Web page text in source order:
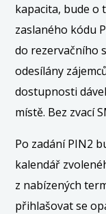
kapacita, bude
zaslaného kódu
do rezervačního
odesílány
dostupnosti
místě. Bez zvací
Po zadání PIN2
kalendář
z nabízených
přihlašovat se